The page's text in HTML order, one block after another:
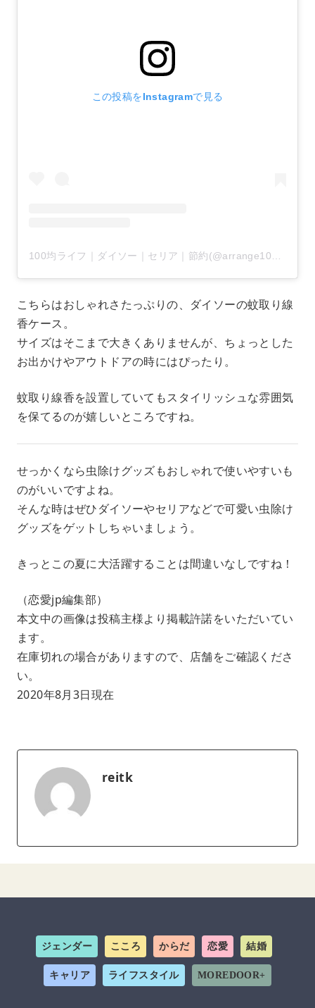
この投稿をInstagramで見る
こちらはおしゃれさたっぷりの、ダイソーの蚊取り線
香ケース。
サイズはそこまで大きくありませんが、ちょっとした
お出かけやアウトドアの時にはぴったり。
蚊取り線香を設置していてもスタイリッシュな雰囲気
を保てるのが嬉しいところですね。
せっかくなら虫除けグッズもおしゃれで使いやすいも
のがいいですよね。
そんな時はぜひダイソーやセリアなどで可愛い虫除け
グッズをゲットしちゃいましょう。
きっとこの夏に大活躍することは間違いなしですね！
（恋愛jp編集部）
本文中の画像は投稿主様より掲載許諾をいただいてい
ます。
在庫切れの場合がありますので、店舗をご確認くださ
い。
2020年8月3日現在
reitk
ジェンダー こころ からだ 恋愛 結婚
キャリア ライフスタイル MOREDOOR+